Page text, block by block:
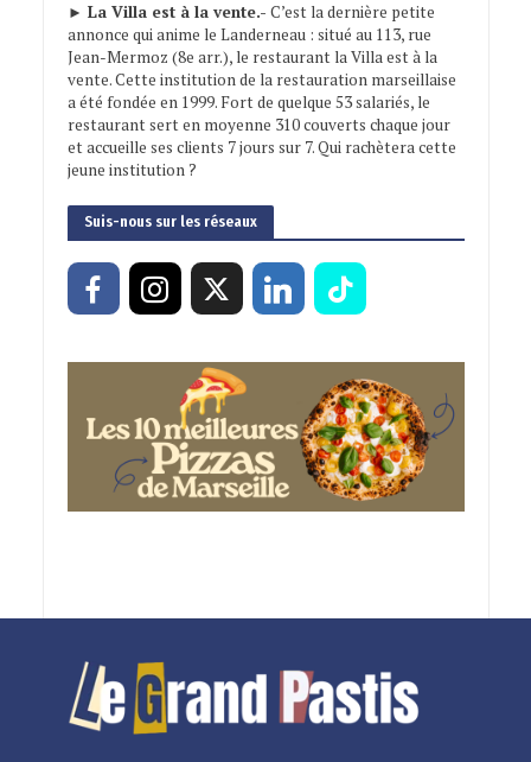
► La Villa est à la vente.- C’est la dernière petite
annonce qui anime le Landerneau : situé au 113, rue
Jean-Mermoz (8e arr.), le restaurant la Villa est à la
vente. Cette institution de la restauration marseillaise
a été fondée en 1999. Fort de quelque 53 salariés, le
restaurant sert en moyenne 310 couverts chaque jour
et accueille ses clients 7 jours sur 7. Qui rachètera cette
jeune institution ?
Suis-nous sur les réseaux